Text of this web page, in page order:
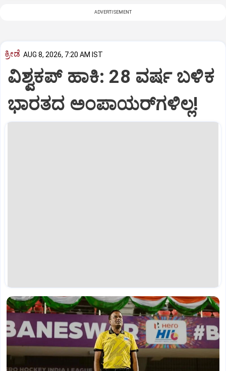
ADVERTISEMENT
ಕ್ರೀಡೆ AUG 8, 2026, 7:20 AM IST
ವಿಶ್ವಕಪ್‌ ಹಾಕಿ: 28 ವರ್ಷ ಬಳಿಕ
ಭಾರತದ ಅಂಪಾಯರ್‌ಗಳಿಲ್ಲ!